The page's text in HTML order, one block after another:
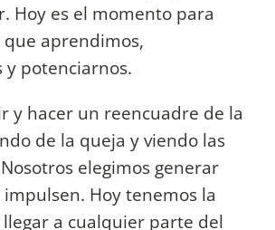
Hoy es el momento para
aprendimos,
potenciarnos.
y hacer un reencuadre de la
de la queja y viendo las
elegimos generar
Hoy tenemos la
a cualquier parte del